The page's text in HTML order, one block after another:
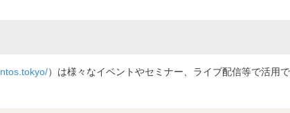
）は様々なイベントやセミナー、ライブ配信等で活用